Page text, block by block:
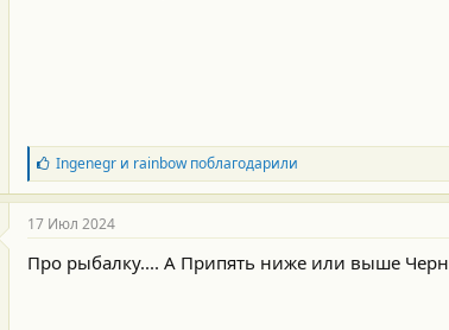
Б
л
а
г
о
д
а
Ingenegrи rainbowпоблагодарили
17 Июл 2024
Про рыбалку.... А Припять ниже или выше